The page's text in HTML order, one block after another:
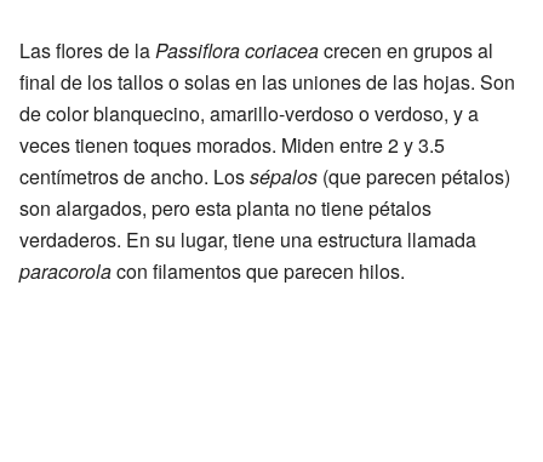
Las flores de laPassiflora coriaceacrecen en grupos al
final de los tallos o solas en las uniones de las hojas. Son
de color blanquecino, amarillo-verdoso o verdoso, y a
veces tienen toques morados. Miden entre 2 y 3.5
centímetros de ancho. Lossépalos (que parecen pétalos)
son alargados, pero esta planta no tiene pétalos
verdaderos. En su lugar, tiene una estructura llamada
paracorolacon filamentos que parecen hilos.